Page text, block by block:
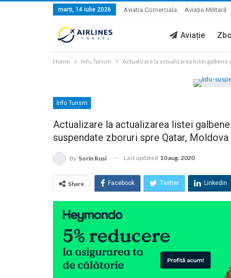
marți, 14 iulie 2026 Aviatia Comerciala Aviația Militară
Aviație
Home Info Turism Actualizare la actualizarea listei galbene
Info Turism
Actualizare la actualizarea listei
suspendate zboruri spre Qatar,
By Sorin Rusi Last updated 10 aug. 2020
Share Facebook Twitter Linkedin